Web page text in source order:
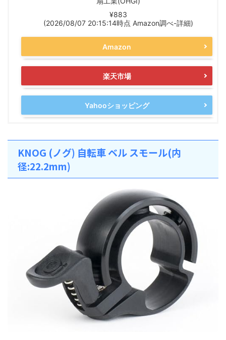
¥883
(2026/08/07 20:15:14時点 Amazon調べ-詳細)
Amazon
楽天市場
Yahooショッピング
KNOG (ノグ) 自転車 ベル スモール(内
径:22.2mm)